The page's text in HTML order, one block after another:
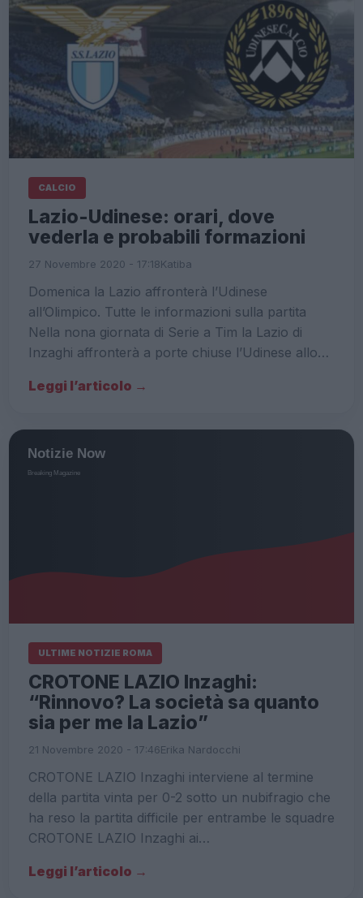
CALCIO
Lazio-Udinese: orari, dove
vederla e probabili formazioni
27 Novembre 2020 - 17:18Katiba
Domenica la Lazio affronterà l’Udinese
all’Olimpico. Tutte le informazioni sulla partita
Nella nona giornata di Serie a Tim la Lazio di
Inzaghi affronterà a porte chiuse l’Udinese allo…
Leggi l’articolo →
ULTIME NOTIZIE ROMA
CROTONE LAZIO Inzaghi:
“Rinnovo? La società sa quanto
sia per me la Lazio”
21 Novembre 2020 - 17:46Erika Nardocchi
CROTONE LAZIO Inzaghi interviene al termine
della partita vinta per 0-2 sotto un nubifragio che
ha reso la partita difficile per entrambe le squadre
CROTONE LAZIO Inzaghi ai…
Leggi l’articolo →